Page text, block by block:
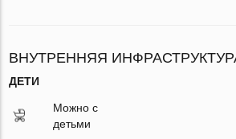
ВНУТРЕННЯЯ
ДЕТИ
Можно с
детьми